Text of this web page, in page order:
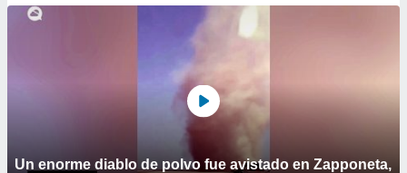
Un enorme diablo de polvo fue avistado en Zapponeta,